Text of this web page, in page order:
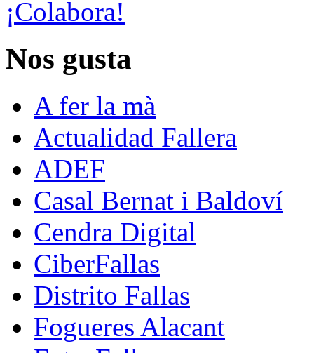
¡Colabora!
Nos gusta
A fer la mà
Actualidad Fallera
ADEF
Casal Bernat i Baldoví
Cendra Digital
CiberFallas
Distrito Fallas
Fogueres Alacant